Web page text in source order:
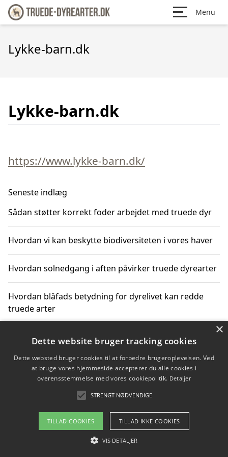
Menu
Lykke-barn.dk
Lykke-barn.dk
https://www.lykke-barn.dk/
Seneste indlæg
Sådan støtter korrekt foder arbejdet med truede dyr
Hvordan vi kan beskytte biodiversiteten i vores haver
Hvordan solnedgang i aften påvirker truede dyrearter
Hvordan blåfads betydning for dyrelivet kan redde
truede arter
Hvordan kan gaver til unge voksne støtte bevarelsen
Copyright 2026 - Pilanto Aps
Om / kontakt
Blog Betingelser
×
Dette website bruger tracking cookies
Dette websted bruger cookies til at forbedre brugeroplevelsen. Ved
at bruge vores hjemmeside accepterer du alle cookies i
overensstemmelse med vores cookiepolitik. Detaljer
STRENGT NØDVENDIGE
TILLAD COOKIES TILLAD IKKE COOKIES
VIS DETALJER